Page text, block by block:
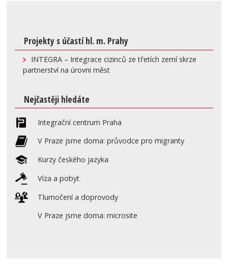
Projekty s účastí hl. m. Prahy
INTEGRA – Integrace cizinců ze třetích zemí skrze
partnerství na úrovni měst
Nejčastěji hledáte
Integrační centrum Praha
V Praze jsme doma: průvodce pro migranty
Kurzy českého jazyka
Víza a pobyt
Tlumočení a doprovody
V Praze jsme doma: microsite